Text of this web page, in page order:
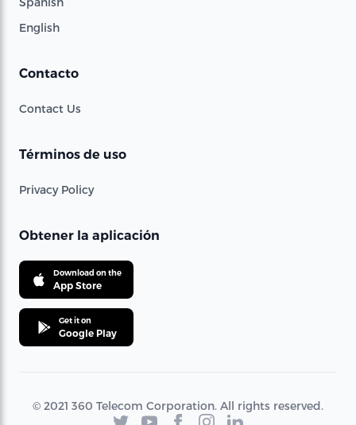
English
Contacto
Contact Us
Términos de uso
Privacy Policy
Obtener la aplicación
Download on the
App Store
Get it on
Google Play
© 2021 360 Telecom Corporation. All rights reserved.